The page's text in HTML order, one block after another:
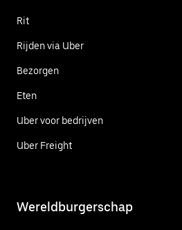
Rit
Rijden via Uber
Bezorgen
Eten
Uber voor bedrijven
Uber Freight
Wereldburgerschap